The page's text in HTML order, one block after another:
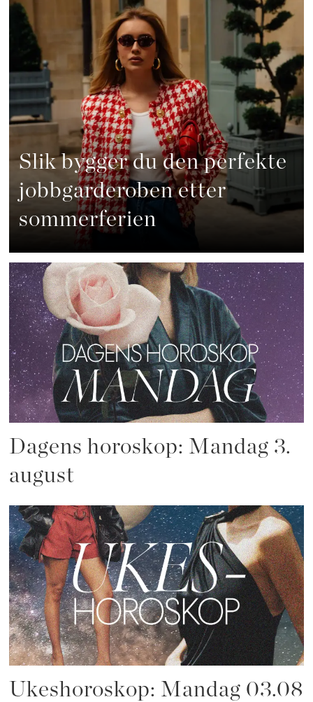
Slik bygger du den perfekte
jobbgarderoben etter
sommerferien
Dagens horoskop: Mandag 3.
august
Ukeshoroskop: Mandag 03.08